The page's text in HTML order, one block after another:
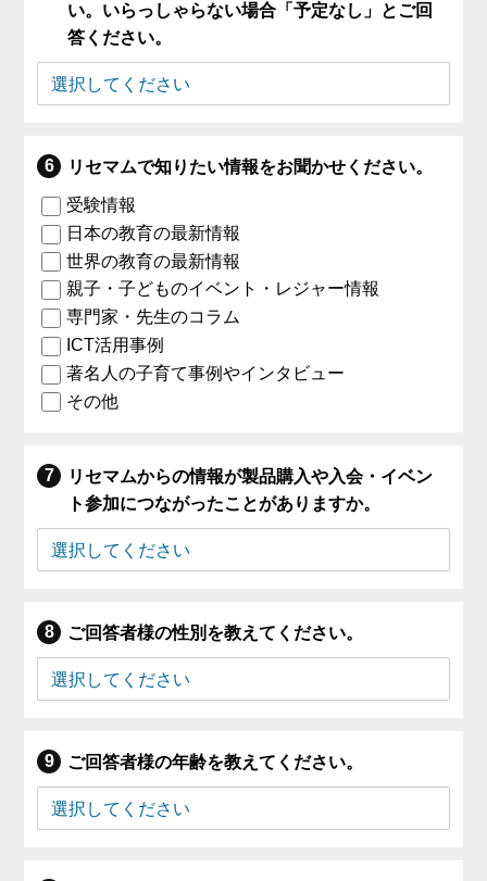
い。いらっしゃらない場合「予定なし」とご回
答ください。
リセマムで知りたい情報をお聞かせください。
受験情報
日本の教育の最新情報
世界の教育の最新情報
親子・子どものイベント・レジャー情報
専門家・先生のコラム
ICT活用事例
著名人の子育て事例やインタビュー
その他
リセマムからの情報が製品購入や入会・イベン
ト参加につながったことがありますか。
ご回答者様の性別を教えてください。
ご回答者様の年齢を教えてください。